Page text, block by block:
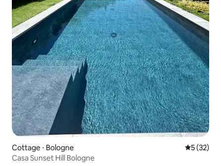
Cottage ⋅ Bologne
5 (32)
Casa Sunset Hill Bologne